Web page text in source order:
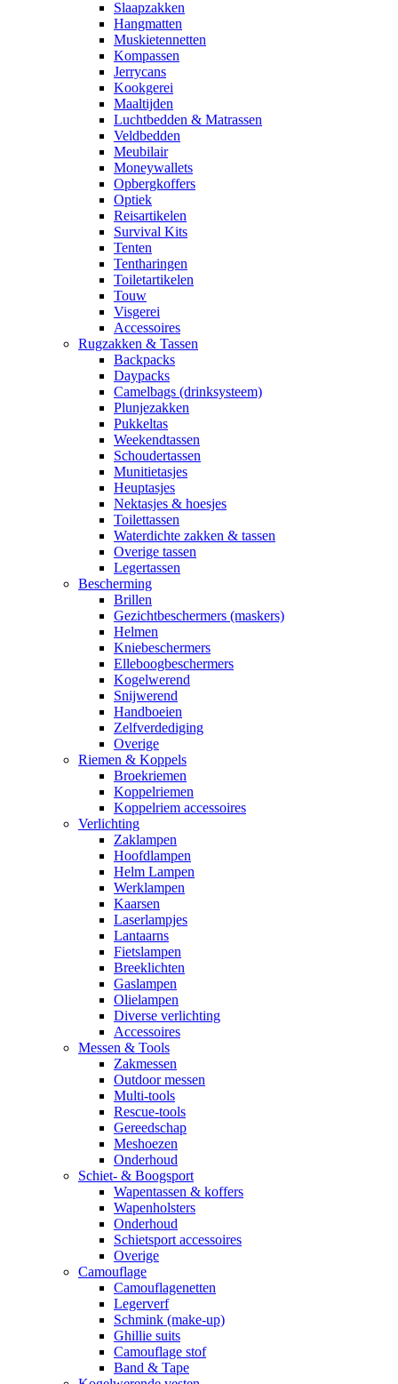
Slaapzakken
Hangmatten
Muskietennetten
Kompassen
Jerrycans
Kookgerei
Maaltijden
Luchtbedden & Matrassen
Veldbedden
Meubilair
Moneywallets
Opbergkoffers
Optiek
Reisartikelen
Survival Kits
Tenten
Tentharingen
Toiletartikelen
Touw
Visgerei
Accessoires
Rugzakken & Tassen
Backpacks
Daypacks
Camelbags (drinksysteem)
Plunjezakken
Pukkeltas
Weekendtassen
Schoudertassen
Munitietasjes
Heuptasjes
Nektasjes & hoesjes
Toilettassen
Waterdichte zakken & tassen
Overige tassen
Legertassen
Bescherming
Brillen
Gezichtbeschermers (maskers)
Helmen
Kniebeschermers
Elleboogbeschermers
Kogelwerend
Snijwerend
Handboeien
Zelfverdediging
Overige
Riemen & Koppels
Broekriemen
Koppelriemen
Koppelriem accessoires
Verlichting
Zaklampen
Hoofdlampen
Helm Lampen
Werklampen
Kaarsen
Laserlampjes
Lantaarns
Fietslampen
Breeklichten
Gaslampen
Olielampen
Diverse verlichting
Accessoires
Messen & Tools
Zakmessen
Outdoor messen
Multi-tools
Rescue-tools
Gereedschap
Meshoezen
Onderhoud
Schiet- & Boogsport
Wapentassen & koffers
Wapenholsters
Onderhoud
Schietsport accessoires
Overige
Camouflage
Camouflagenetten
Legerverf
Schmink (make-up)
Ghillie suits
Camouflage stof
Band & Tape